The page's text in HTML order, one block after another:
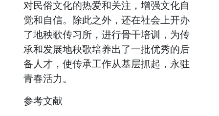
对民俗文化的热爱和关注，增强文化自
觉和自信。除此之外，还在社会上开办
了地秧歌传习所，进行骨干培训，为传
承和发展地秧歌培养出了一批优秀的后
备人才，使传承工作从基层抓起，永驻
青春活力。
参考文献